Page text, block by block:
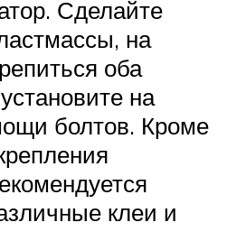
Сделайте
на
оба
на
болтов. Кроме
клеи и